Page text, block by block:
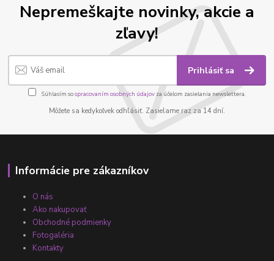
Nepremeškajte novinky, akcie a
zľavy!
Prihlásiť sa
Súhlasím sospracovaním osobných údajov za účelom zasielania newslettera.
Môžete sa kedykoľvek odhlásiť. Zasielame raz za 14 dní.
Informácie pre zákazníkov
O nás
Ako nakupovať
Obchodné podmienky
Fotogaléria
Kontakty